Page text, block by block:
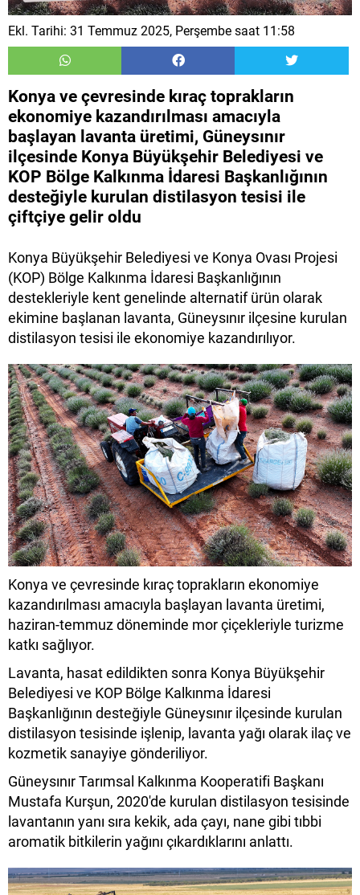
Ekl. Tarihi: 31 Temmuz 2025, Perşembe saat 11:58
Konya ve çevresinde kıraç toprakların
ekonomiye kazandırılması amacıyla
başlayan lavanta üretimi, Güneysınır
ilçesinde Konya Büyükşehir Belediyesi ve
KOP Bölge Kalkınma İdaresi Başkanlığının
desteğiyle kurulan distilasyon tesisi ile
çiftçiye gelir oldu
Konya Büyükşehir Belediyesi ve Konya Ovası Projesi
(KOP) Bölge Kalkınma İdaresi Başkanlığının
destekleriyle kent genelinde alternatif ürün olarak
ekimine başlanan lavanta, Güneysınır ilçesine kurulan
distilasyon tesisi ile ekonomiye kazandırılıyor.
Konya ve çevresinde kıraç toprakların ekonomiye
kazandırılması amacıyla başlayan lavanta üretimi,
haziran-temmuz döneminde mor çiçekleriyle turizme
katkı sağlıyor.
Lavanta, hasat edildikten sonra Konya Büyükşehir
Belediyesi ve KOP Bölge Kalkınma İdaresi
Başkanlığının desteğiyle Güneysınır ilçesinde kurulan
distilasyon tesisinde işlenip, lavanta yağı olarak ilaç ve
kozmetik sanayiye gönderiliyor.
Güneysınır Tarımsal Kalkınma Kooperatifi Başkanı
Mustafa Kurşun, 2020'de kurulan distilasyon tesisinde
lavantanın yanı sıra kekik, ada çayı, nane gibi tıbbi
aromatik bitkilerin yağını çıkardıklarını anlattı.